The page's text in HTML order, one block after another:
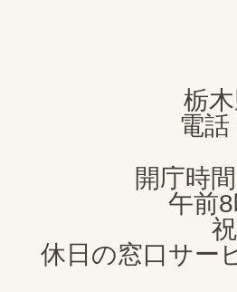
栃
電
開庁時
午前
休日の窓口サー